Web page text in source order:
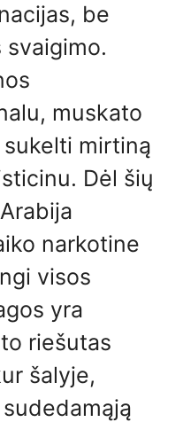
be
muskato
mirtiną
Dėl šių
narkotine
visos
yra
riešutas
šalyje,